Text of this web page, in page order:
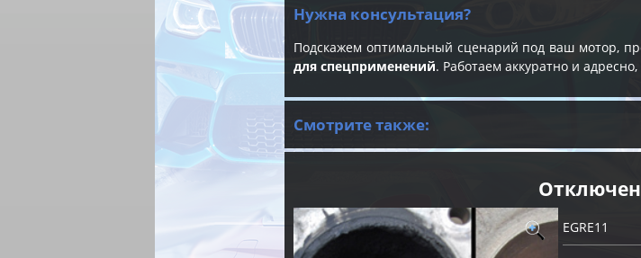
Нужна консультация?
Подскажем оптимальный сценарий под ваш мотор,
для спецприменений. Работаем аккуратно и
Смотрите также:
EGRE11